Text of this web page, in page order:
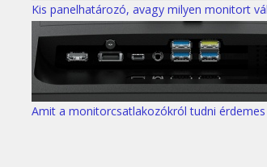
Kis panelhatározó, avagy milyen monitort
Amit a monitorcsatlakozókról tudni érdemes